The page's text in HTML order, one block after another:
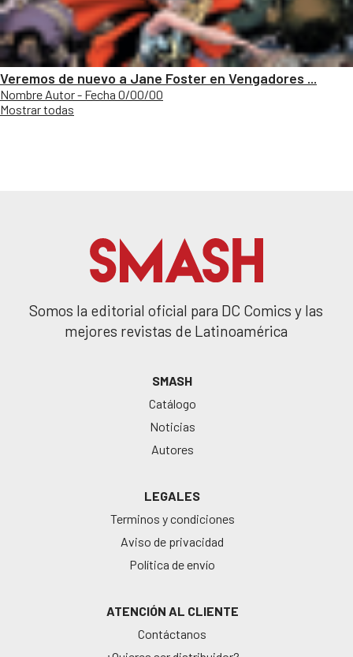
Veremos de nuevo a Jane Foster en Vengadores ...
Nombre Autor - Fecha 0/00/00
Mostrar todas
Somos la editorial oficial para DC Comics y las
mejores revistas de Latinoamérica
SMASH
Catálogo
Noticias
Autores
LEGALES
Terminos y condiciones
Aviso de privacidad
Política de envío
ATENCIÓN AL CLIENTE
Contáctanos